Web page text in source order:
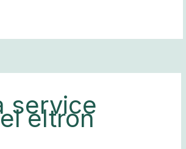
service
eltron